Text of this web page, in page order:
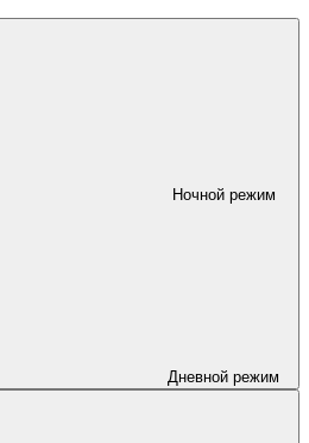
Ночной режим
Дневной режим